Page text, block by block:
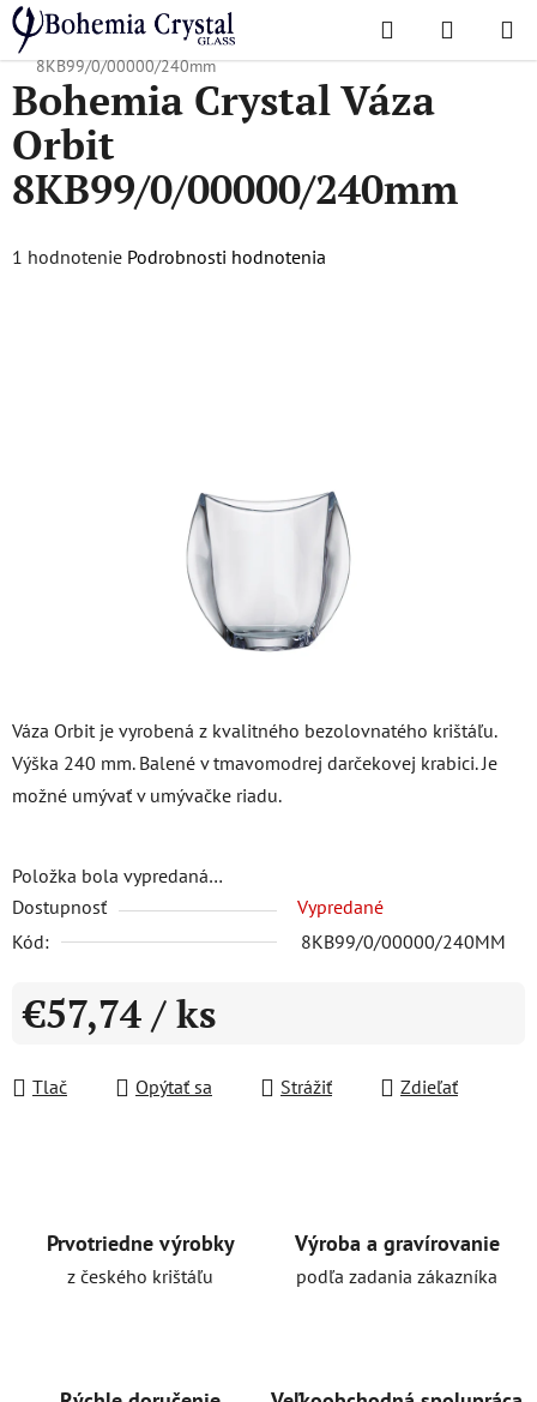
Prejsť
na
obsah
Hľadať
KOŠÍK
Domov
/ Obľúbené kolekcie / Orbit
Bohemia Crystal Váza Orbit
8KB99/0/00000/240mm
Váza Orbit je vyrobená z kvalitného bezolovnatého krištáľu.
Výška 240 mm. Balené v tmavomodrej darčekovej krabici. Je
možné umývať v umývačke riadu.
Položka bola vypredaná…
Dostupnosť
Vypredané
Kód:
8KB99/0/00000/240MM
€57,74 / ks
Tlač
Opýtať sa Strážiť Zdieľať
Bohemia Crystal Váza
Orbit
8KB99/0/00000/240mm
Priemerné
1 hodnotenie Podrobnosti hodnotenia
Prvotriedne výrobky
z českého krištáľu
Výroba a gravírovanie
podľa zadania zákazníka